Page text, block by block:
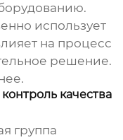
использует
на процесс
решение.
качества
группа